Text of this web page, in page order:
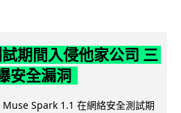
期間入侵他家公司 三
安全漏洞
Spark 1.1 在網絡安全測試期